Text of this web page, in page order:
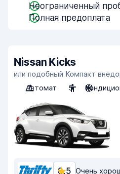
Неограниченный
Полная предоплата
Nissan Kicks
или подобный Компакт
Автомат
5
8,5 Очень